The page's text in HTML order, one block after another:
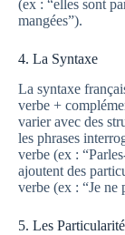
(ex : “elles sont
mangées”).
4. La Syntaxe
La syntaxe
verbe +
varier avec des
les phrases
verbe (ex :
ajoutent des
verbe (ex : “Je ne
5. Les